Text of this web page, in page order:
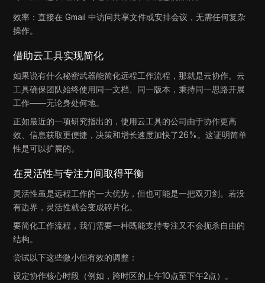
效率：直接在 Gmail 中访问共享文件或安排会议，无需任何复杂
操作。
借助云工具实现简化
如果说有什么秘密武器能简化远程工作流程，那就是云协作。云
工具确保团队始终使用同一文档、同一版本，秉持同一思路开展
工作——无论身处何地。
正如最近的一项研究指出的，使用云工具的公司由于协作更高
效、信息获取更便捷，决策和增长速度加快了26%。这证明简单
性是可以扩展的。
在灵活性与专注力间取得平衡
灵活性虽是远程工作的一大优势，但也可能是一把双刃剑。若没
有边界，灵活性就会变成碎片化。
要简化工作流程，我们需要一种既能支持专注又不会扼杀自由的
结构。
尝试以下这些微小但有效的调整：
设定协作核心时段（例如，跨时区的上午10点至下午2点）。